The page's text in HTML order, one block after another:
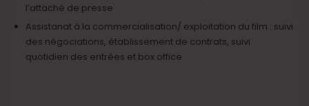
l’attaché de presse
Assistanat à la commercialisation/ exploitation du film : suivi
des négociations, établissement de contrats, suivi
quotidien des entrées et box office